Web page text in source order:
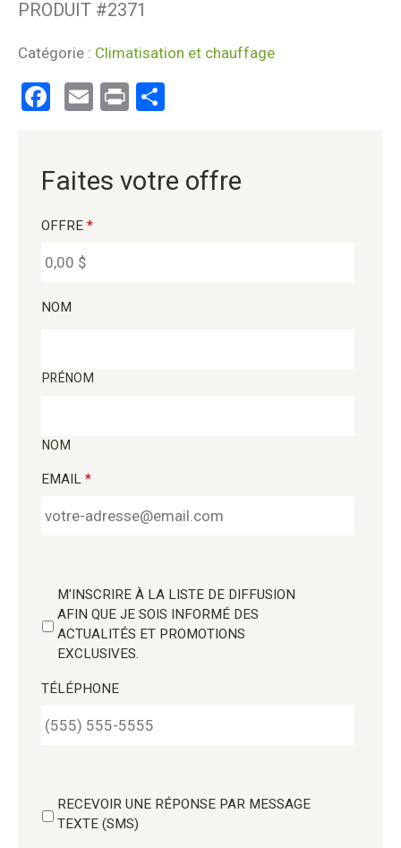
PRODUIT #2371
Catégorie : Climatisation et chauffage
Facebook
EmailPrint
Faites votre offre
OFFRE *
NOM
PRÉNOM
NOM
EMAIL *
M'INSCRIRE À LA LISTE DE DIFFUSION
AFIN QUE JE SOIS INFORMÉ DES
ACTUALITÉS ET PROMOTIONS
EXCLUSIVES.
TÉLÉPHONE
RECEVOIR UNE RÉPONSE PAR MESSAGE
TEXTE (SMS)